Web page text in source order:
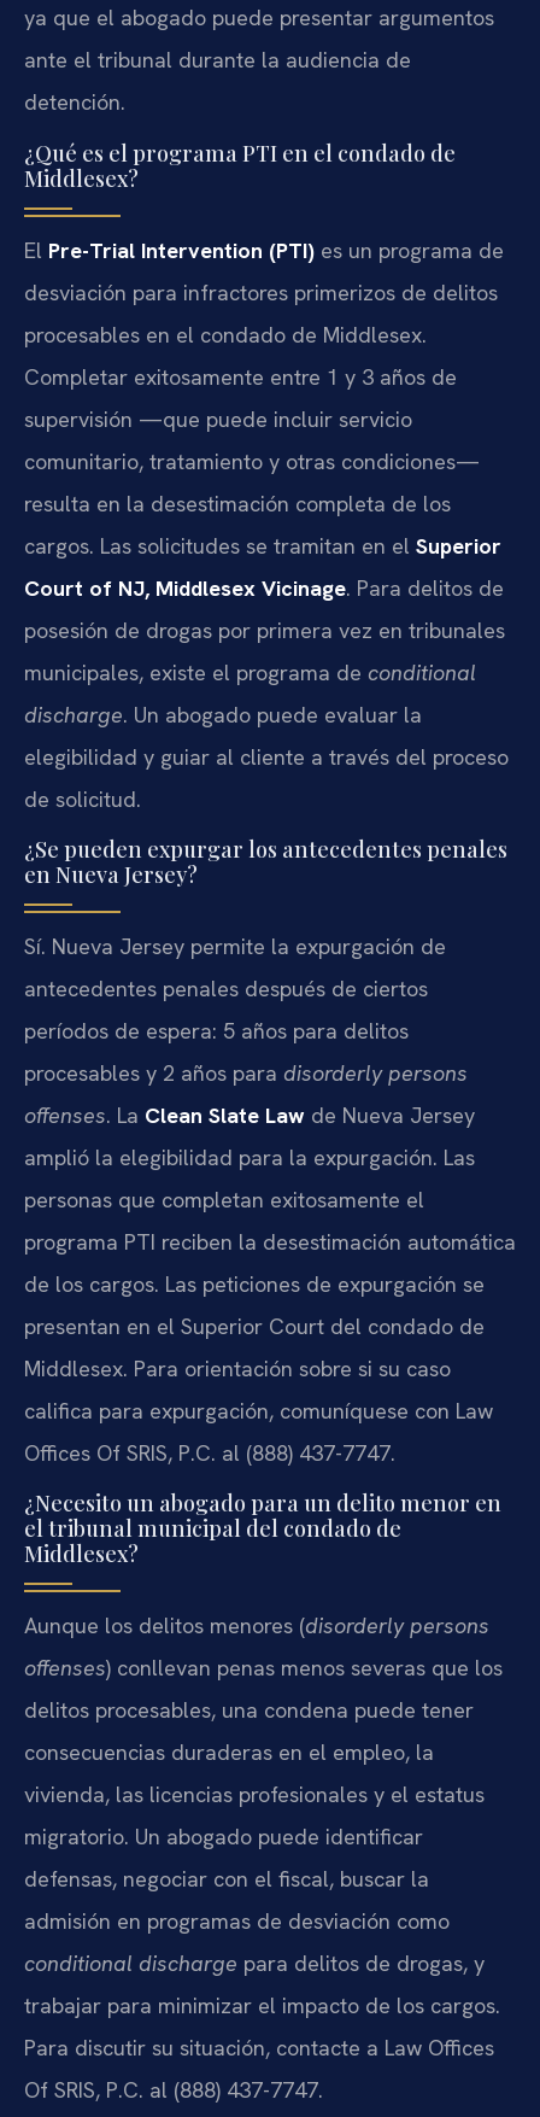
ya que el abogado puede presentar argumentos
ante el tribunal durante la audiencia de
detención.
¿Qué es el programa PTI en el condado de
Middlesex?
El Pre-Trial Intervention (PTI) es un programa de
desviación para infractores primerizos de delitos
procesables en el condado de Middlesex.
Completar exitosamente entre 1 y 3 años de
supervisión —que puede incluir servicio
comunitario, tratamiento y otras condiciones—
resulta en la desestimación completa de los
cargos. Las solicitudes se tramitan en el Superior
Court of NJ, Middlesex Vicinage. Para delitos de
posesión de drogas por primera vez en tribunales
municipales, existe el programa de conditional
discharge. Un abogado puede evaluar la
elegibilidad y guiar al cliente a través del proceso
de solicitud.
¿Se pueden expurgar los antecedentes penales
en Nueva Jersey?
Sí. Nueva Jersey permite la expurgación de
antecedentes penales después de ciertos
períodos de espera: 5 años para delitos
procesables y 2 años para disorderly persons
offenses. La Clean Slate Law de Nueva Jersey
amplió la elegibilidad para la expurgación. Las
personas que completan exitosamente el
programa PTI reciben la desestimación automática
de los cargos. Las peticiones de expurgación se
presentan en el Superior Court del condado de
Middlesex. Para orientación sobre si su caso
califica para expurgación, comuníquese con Law
Offices Of SRIS, P.C. al (888) 437-7747.
¿Necesito un abogado para un delito menor en
el tribunal municipal del condado de
Middlesex?
Aunque los delitos menores (disorderly persons
offenses) conllevan penas menos severas que los
delitos procesables, una condena puede tener
consecuencias duraderas en el empleo, la
vivienda, las licencias profesionales y el estatus
migratorio. Un abogado puede identificar
defensas, negociar con el fiscal, buscar la
admisión en programas de desviación como
conditional discharge para delitos de drogas, y
trabajar para minimizar el impacto de los cargos.
Para discutir su situación, contacte a Law Offices
Of SRIS, P.C. al (888) 437-7747.